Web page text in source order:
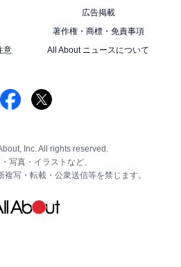
広告掲載
著作権・商標・免責事項
意
All About ニュースについて
Inc. All rights reserved.
写真・イラストなど、
写・転載・公衆送信等を禁じます。